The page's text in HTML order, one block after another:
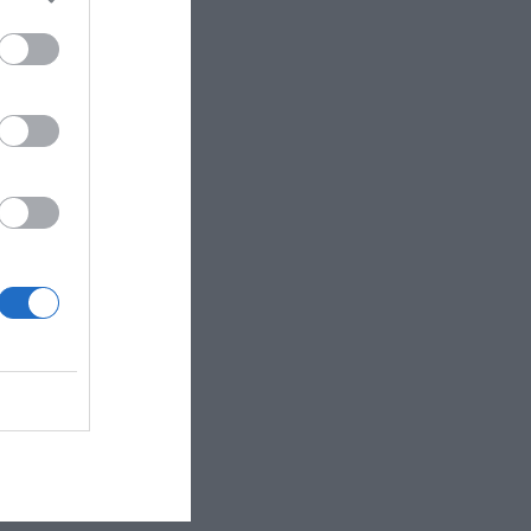
rispetto al Go..."
mare. L'albergo..."
particolare dal f..."
storico. ..."
dell'Aquila, in po..."